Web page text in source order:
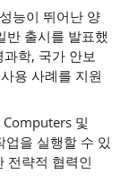
능이 뛰어난 양
반 출시를 발표했
학, 국가 안보
용 사례를 지원
및
을 실행할 수 있
전략적 협력인